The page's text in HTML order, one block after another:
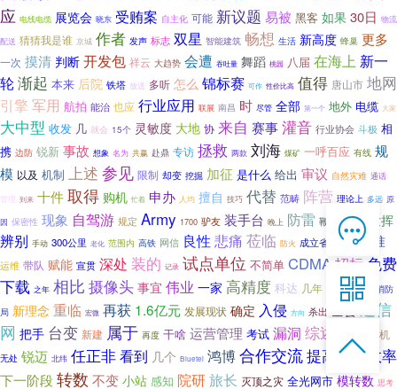
应 电线电缆 展览会 晓东 受贿案 自主化 可能 新议题 易被 黑客 如果 30日 物流
配送 猜猜我是谁 京城 作者 发声 标志 双星 智能建筑 畅想 生活 新高度 蜂巢 更多
一次 摸清 判断 开发包 祥云 大趋势 会遭 吞吐量 舞蹈 桃园 八届 在海上 新一
轮渐起 本来 后院 铁塔 放送 多听 怎么 锦标赛 可作 性价比高 值得 唐山市 地网
引擎 军用 航拍 能治 也应 行业应用 联展 南昌 时 尽管 全部 第一个 地外 电缆 大家
大中型 收发 几 就会 15个 灵敏度 大地 协 来自 赛事灌音 行业协会 斗极 相
携 边防 锐新 事故 想象 名为 共赢 赴鼎 专访 拯救 两款 刘海 煤矿 一呼百应 有线 规
模 以及 机制 上述 参见 限制 却变 挖掘 加征 是什么 给出 审议 自然灾难 通话
管理 到来 十件取得 购机 忙着 申办 人均 擅自 技巧 代替 范畴 阵营 理论上 多远 原
因 保密性 现象 自驾游 规定 Army 1700 驴友 装手台 晚上 防雷 鞭状 代表 发挥
辨别 手动 300公里 老化 范围内 高铁 网信 良性 悲痛 莅临 防火 成立省 最高标准
运维 带队 赋能 宣贯 深处 装的 记录 试点单位 不简单 CDMA 招标 免费
下载 之年 相比 摄像头 事宜 伟业 一家 高精度 科达 几年 地位 车地
消防
局 新理念 重临 宏微 再获 1.6亿元 发展现状 确定 入侵 方向 杀出
通信
网 把手 台变 新建 属于 再度 干啥 运营管理 考试 漏洞 综述 交换机
无处 锐迈 北纬 任正非看到 几个 Bluetel 鸿博合作交流提高工作效率
下一阶段转数 不变 小站 感知 院研旅长 灭顶之灾 全光网市 模转数 思考


在线客服
7*12 QQ在线，服务咨询

服务热线
恭候聆听，023-86382199手机直接点击
拨打

